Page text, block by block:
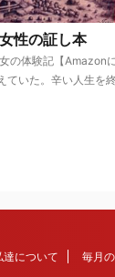
性の証し本
の体験記【Amazon
ていた。辛い人生を
達について 毎月